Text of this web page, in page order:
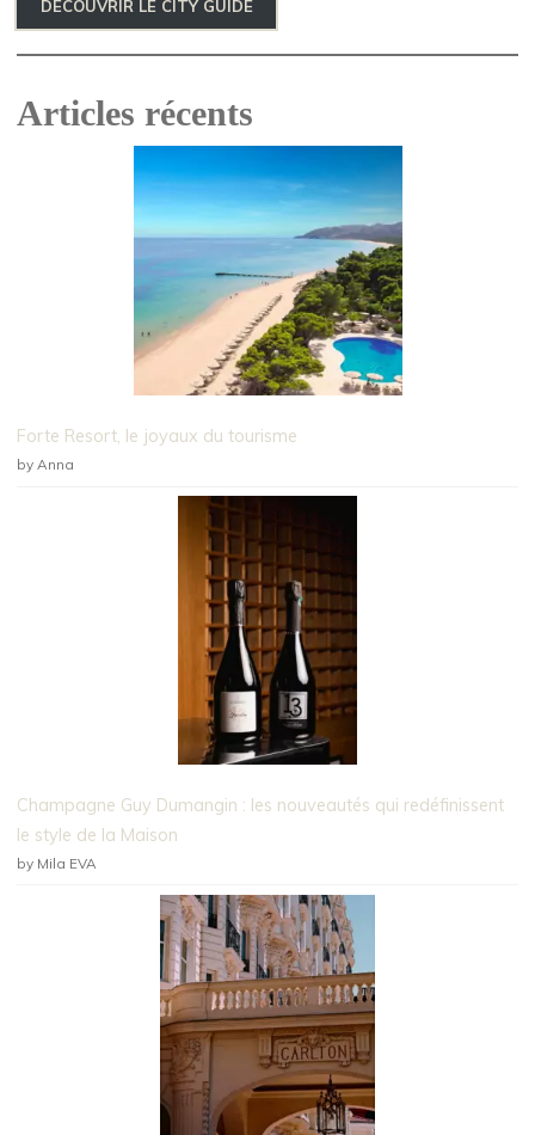
DÉCOUVRIR LE CITY GUIDE
Articles récents
Forte Resort, le joyaux du tourisme
by Anna
Champagne Guy Dumangin : les nouveautés qui redéfinissent
le style de la Maison
by Mila EVA